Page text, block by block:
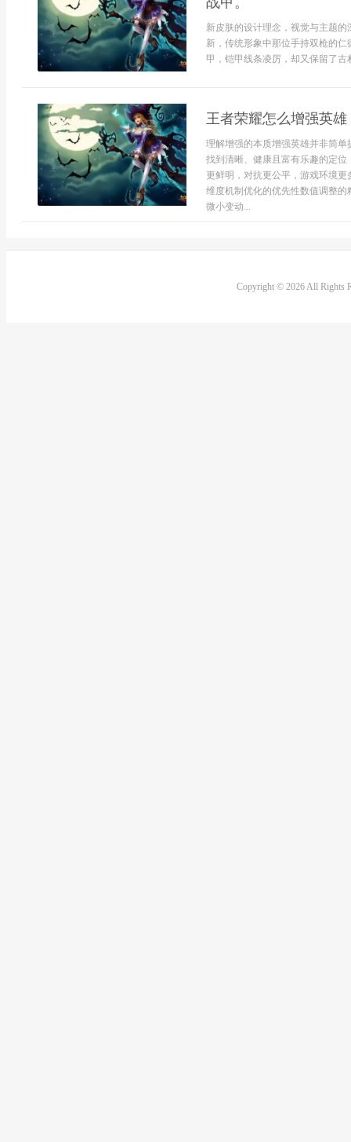
新皮肤的设计理念，视觉与主题
新，传统形象中那位手持双枪的
甲，铠甲线条凌厉，却又保留了
王者荣耀怎么增强英
理解增强的本质增强英雄并非简
找到清晰、健康且富有乐趣的定
更鲜明，对抗更公平，游戏环境
维度机制优化的优先性数值调整
微小变动...
Copyright © 2026 All Rights